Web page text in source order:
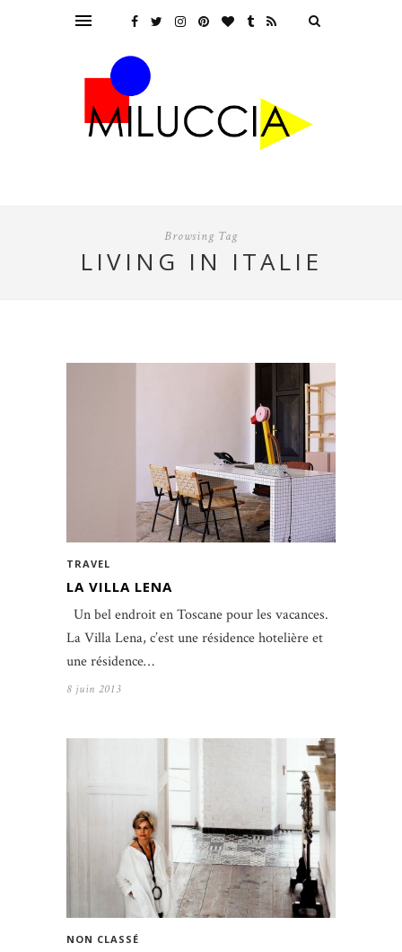
Browsing Tag
LIVING IN ITALIE
TRAVEL
LA VILLA LENA
Un bel endroit en Toscane pour les vacances.
La Villa Lena, c’est une résidence hotelière et
une résidence…
8 juin 2013
NON CLASSÉ